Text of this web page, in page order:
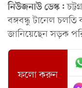
নিউজনাউ ডেস্ক:
বঙ্গবন্ধু টানেল
জানিয়েছেন সড়ক
ফলো করুন